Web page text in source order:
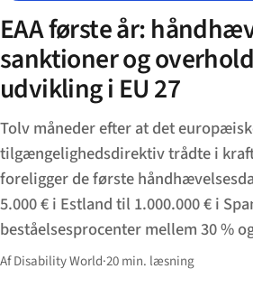
EAA første år:
sanktioner og
udvikling i EU 27
Tolv måneder efter at det
tilgængelighedsdirektiv trådte i
foreligger de første
5.000 € i Estland til 1.000.000 € i
beståelsesprocenter mellem 30 %
Af Disability World·20 min. læsning